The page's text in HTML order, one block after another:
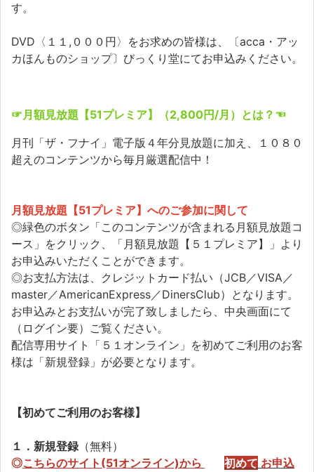
す。
DVD〈１１,０００円〉をお求めの皆様は、〔acca・アッ
カほんものショップ〕びっくり堂にてお申込みください。
☞月額見放題【51プレミア】（2,800円/月）とは？☜
月刊「ザ・フナイ」電子版４年分見放題に加え、１０８０
超えのコンテンツから毎月厳選配信中！
月額見放題【51プレミア】へのご参加に関して
◎緑色のボタン「このコンテンツが含まれる月額見放題コ
ース」をクリック、「月額見放題【５１プレミア】」より
お申込みいただくことができます。
◎お支払方法は、クレジットカード払い（JCB／VISA／
master／AmericanExpress／DinersClub）となります。
お申込みとお支払いが完了致しましたら、中央画面にて
（ログイン要）ご覧ください。
配信専用サイト「５１オンライン」を初めてご利用のお客
様は「新規登録」が必要となります。
【初めてご利用のお客様】
１．新規登録（無料）
◎こちらのサイト(51オンライン)から 初めて お申込